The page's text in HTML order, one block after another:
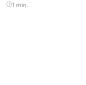
1 min.